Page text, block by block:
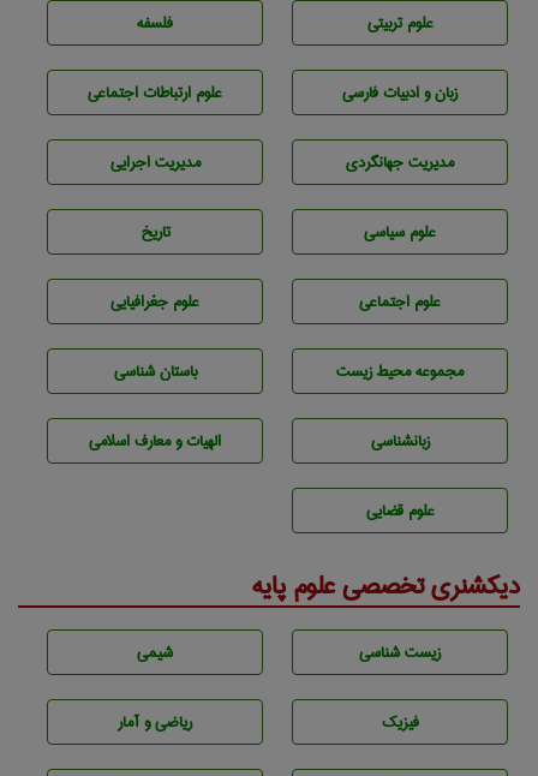
علوم تربيتی فلسفه
زبان و ادبيات فارسی علوم ارتباطات اجتماعی
مديريت جهانگردی مديريت اجرايی
علوم سياسی تاريخ
علوم اجتماعی علوم جغرافيايی
مجموعه محيط زيست باستان شناسی
زبانشناسی الهیات و معارف اسلامی
علوم قضایی
دیکشنری تخصصی علوم پایه
زيست شناسی شيمی
فیزیک ریاضی و آمار